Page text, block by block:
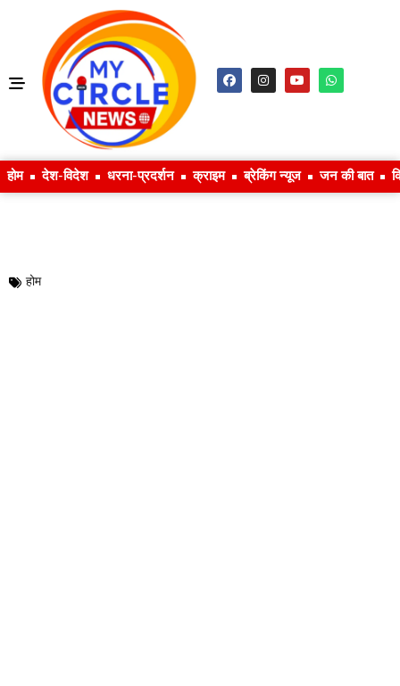
होम देश-विदेश धरना-प्रदर्शन क्राइम ब्रेकिंग न्यूज जन की बात
होम